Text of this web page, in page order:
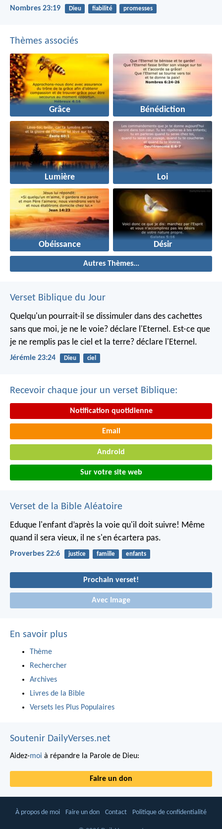
Nombres 23:19 Dieu fiabilité promesses
Thèmes associés
Grâce Bénédiction
Lumière Loi
Obéissance Désir
Autres Thèmes...
Verset Biblique du Jour
Quelqu'un pourrait-il se dissimuler dans des cachettes
sans que moi, je ne le voie? déclare l'Eternel. Est-ce que
je ne remplis pas le ciel et la terre? déclare l'Eternel.
Jérémie 23:24 Dieu ciel
Recevoir chaque jour un verset Biblique:
Notification quotidienne
Email
Android
Sur votre site web
Verset de la Bible Aléatoire
Eduque l'enfant d’après la voie qu'il doit suivre! Même
quand il sera vieux, il ne s'en écartera pas.
Proverbes 22:6 justice famille enfants
Prochain verset!
Avec Image
En savoir plus
Thème
Rechercher
Archives
Livres de la Bible
Versets les Plus Populaires
Soutenir DailyVerses.net
Aidez-moi à répandre la Parole de Dieu:
Faire un don
À propos de moi Faire un don Contact Politique de confidentialité